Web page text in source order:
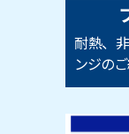
耐熱、
ンジのご